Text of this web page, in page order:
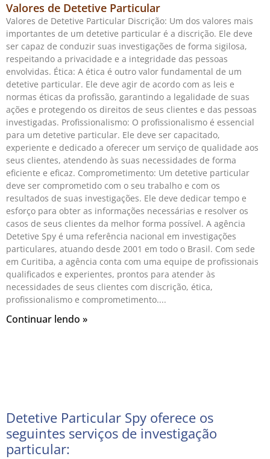
Valores de Detetive Particular
Valores de Detetive Particular Discrição: Um dos valores mais
importantes de um detetive particular é a discrição. Ele deve
ser capaz de conduzir suas investigações de forma sigilosa,
respeitando a privacidade e a integridade das pessoas
envolvidas. Ética: A ética é outro valor fundamental de um
detetive particular. Ele deve agir de acordo com as leis e
normas éticas da profissão, garantindo a legalidade de suas
ações e protegendo os direitos de seus clientes e das pessoas
investigadas. Profissionalismo: O profissionalismo é essencial
para um detetive particular. Ele deve ser capacitado,
experiente e dedicado a oferecer um serviço de qualidade aos
seus clientes, atendendo às suas necessidades de forma
eficiente e eficaz. Comprometimento: Um detetive particular
deve ser comprometido com o seu trabalho e com os
resultados de suas investigações. Ele deve dedicar tempo e
esforço para obter as informações necessárias e resolver os
casos de seus clientes da melhor forma possível. A agência
Detetive Spy é uma referência nacional em investigações
particulares, atuando desde 2001 em todo o Brasil. Com sede
em Curitiba, a agência conta com uma equipe de profissionais
qualificados e experientes, prontos para atender às
necessidades de seus clientes com discrição, ética,
profissionalismo e comprometimento.
Continuar lendo »
Detetive Particular Spy oferece os
seguintes serviços de investigação
particular: